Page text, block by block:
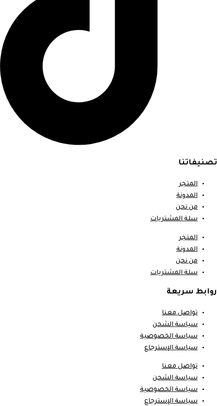
تصنيفاتنا
المتجر
المدونة
من نحن
سلة المشتريات
المتجر
المدونة
من نحن
سلة المشتريات
روابط سريعة
تواصل معنا
سياسة الشحن
سياسة الخصوصية
سياسة الإسترجاع
تواصل معنا
سياسة الشحن
سياسة الخصوصية
سياسة الإسترجاع